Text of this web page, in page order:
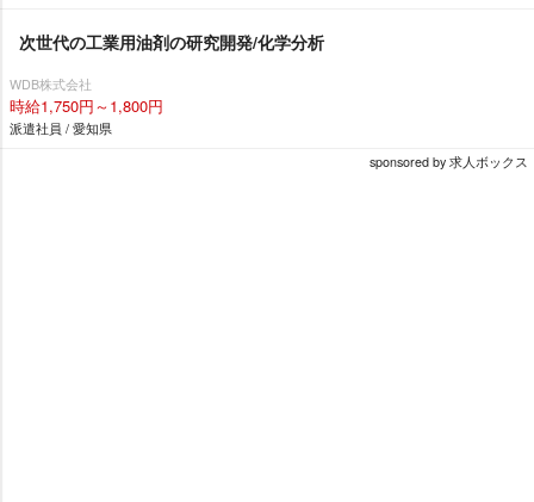
次世代の工業用油剤の研究開発/化学分析
WDB株式会社
時給1,750円～1,800円
派遣社員 / 愛知県
sponsored by 求人ボックス